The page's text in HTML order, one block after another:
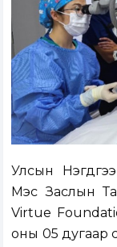
Улсын
Мэс Заслын
Virtue
оны 05 дугаар